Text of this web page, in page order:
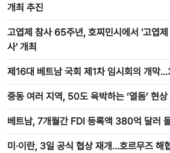
개최 추진
고엽제 참사 65주년, 호찌민시에서 '고엽
사' 개최
제16대 베트남 국회 제1차 임시회의 개막
중동 여러 지역, 50도 육박하는 ‘열돔’ 현상
베트남, 7개월간 FDI 등록액 380억 달러
미·이란, 3일 공식 협상 재개…호르무즈 해